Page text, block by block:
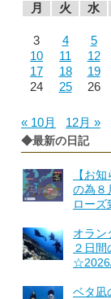
月
火 水
3
4 5
10
11 12
17
18 19
24
25 26
« 10月 12月 »
◆最新の日記
【お
の為８
ローズ
オラン
２日
ベタ凪